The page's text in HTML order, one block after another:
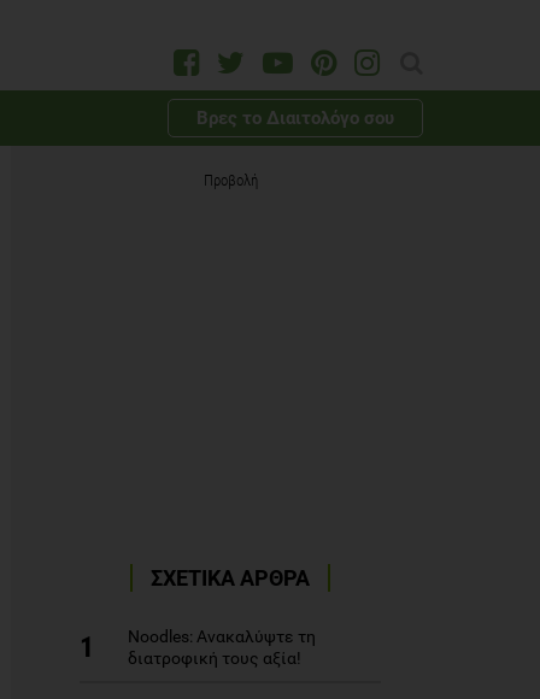
Βρες το Διαιτολόγο σου
Προβολή
ΣΧΕΤΙΚΑ ΑΡΘΡΑ
1
Noodles: Ανακαλύψτε τη
διατροφική τους αξία!